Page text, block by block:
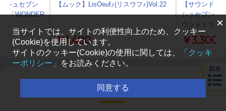
シュセブン
「WONDER
【ムック】LisOeuf♪(リスウフ♪)Vol.22
￥1,400
【サウンドト
シュセブン
ウンドトラッ
￥3,300
最新ニュースランキング
目次
×
当サイトでは、サイトの利便性向上のため、クッキー
(Cookie)を使用しています。
サイトのクッキー(Cookie)の使用に関しては、
「クッキ
ーポリシー」
をお読みください。
同意する